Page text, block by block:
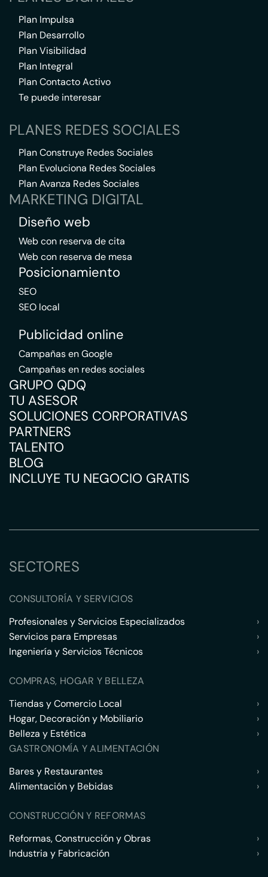
Plan Impulsa
Plan Desarrollo
Plan Visibilidad
Plan Integral
Plan Contacto Activo
Te puede interesar
PLANES REDES SOCIALES
Plan Construye Redes Sociales
Plan Evoluciona Redes Sociales
Plan Avanza Redes Sociales
MARKETING DIGITAL
Diseño web
Web con reserva de cita
Web con reserva de mesa
Posicionamiento
SEO
SEO local
Publicidad online
Campañas en Google
Campañas en redes sociales
GRUPO QDQ
TU ASESOR
SOLUCIONES CORPORATIVAS
PARTNERS
TALENTO
BLOG
INCLUYE TU NEGOCIO GRATIS
SECTORES
CONSULTORÍA Y SERVICIOS
Profesionales y Servicios Especializados
›
Servicios para Empresas
›
Ingeniería y Servicios Técnicos
›
COMPRAS, HOGAR Y BELLEZA
Tiendas y Comercio Local
›
Hogar, Decoración y Mobiliario
›
Belleza y Estética
›
GASTRONOMÍA Y ALIMENTACIÓN
Bares y Restaurantes
›
Alimentación y Bebidas
›
CONSTRUCCIÓN Y REFORMAS
Reformas, Construcción y Obras
›
Industria y Fabricación
›